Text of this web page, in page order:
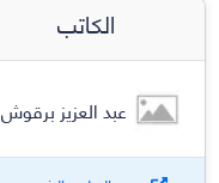
الكاتب
عبد العزيز برقوش